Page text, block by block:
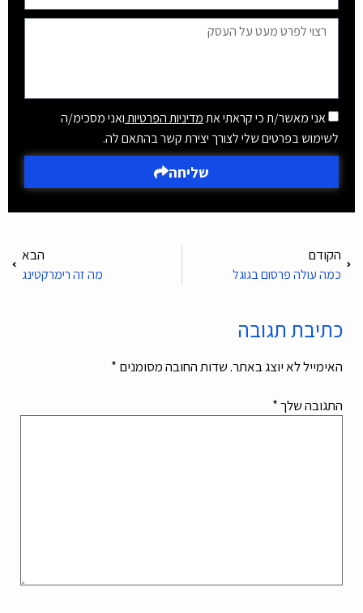
אני מאשר/ת כי קראתי אתמדיניות הפרטיותואני מסכימ/ה
לשימוש בפרטים שלי לצורך יצירת קשר בהתאם לה.
שליחה
הקודם
כמה עולה פרסום בגוגל
הבא
מה זה רימרקטינג
כתיבת תגובה
האימייל לא יוצג באתר.שדות החובה מסומנים *
התגובה שלך*